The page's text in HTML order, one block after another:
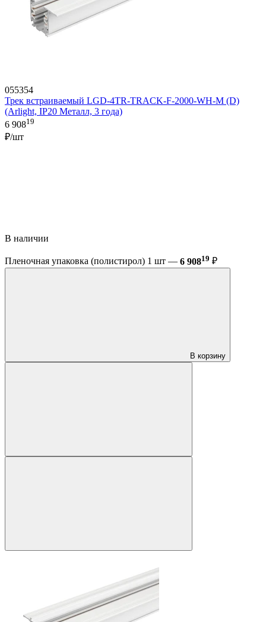
055354
Трек встраиваемый LGD-4TR-TRACK-F-2000-WH-M (D)
(Arlight, IP20 Металл, 3 года)
6 90819
₽/шт
В наличии
Пленочная упаковка (полистирол) 1 шт — 6 90819 ₽
В корзину